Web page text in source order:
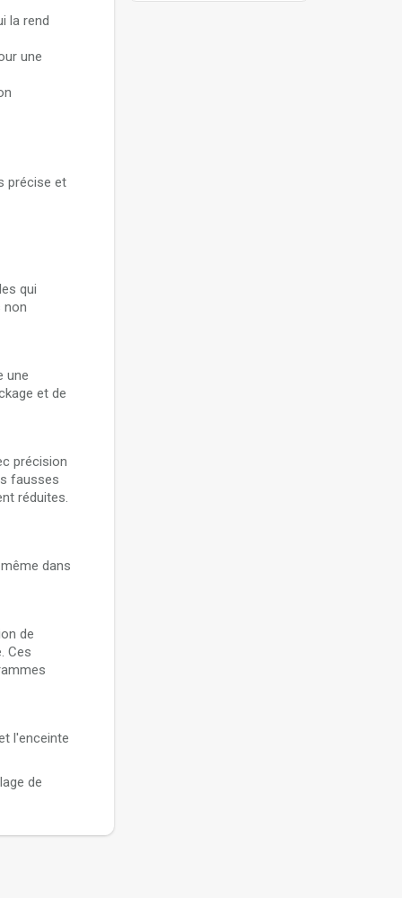
la rend
une
précise et
qui
non
une
et de
précision
fausses
réduites.
dans
de
Ces
l'enceinte
de